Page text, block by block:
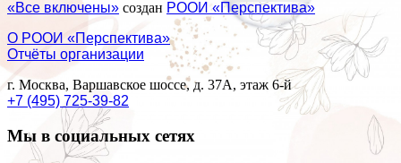
«Все включены» создан РООИ «Перспектива»
О РООИ «Перспектива»
Отчёты организации
г. Москва, Варшавское шоссе, д. 37А, этаж 6-й
+7 (495) 725-39-82
Мы в социальных сетях